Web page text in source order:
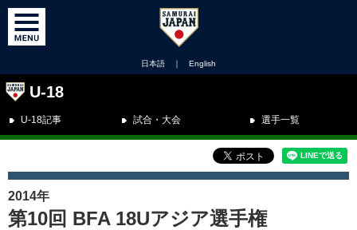
日本語 ｜ English
U-18
U-18記事 試合・大会 選手一覧
2014年
第10回 BFA 18Uアジア選手権